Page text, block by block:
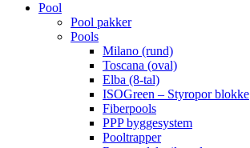
Pool
Pool pakker
Pools
Milano (rund)
Toscana (oval)
Elba (8-tal)
ISOGreen – Styropor blokke
Fiberpools
PPP byggesystem
Pooltrapper